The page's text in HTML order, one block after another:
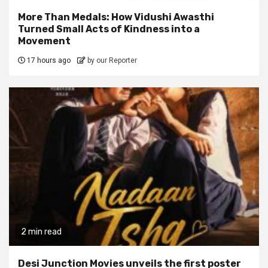
More Than Medals: How Vidushi Awasthi
Turned Small Acts of Kindness into a
Movement
17 hours ago by our Reporter
2 min read
Desi Junction Movies unveils the first poster